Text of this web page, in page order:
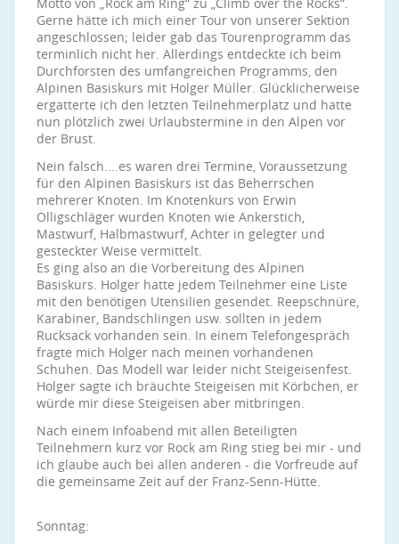
Gerne hätte ich mich einer Tour von unserer Sektion
angeschlossen; leider gab das Tourenprogramm das
terminlich nicht her. Allerdings entdeckte ich beim
Durchforsten des umfangreichen Programms, den
Alpinen Basiskurs mit Holger Müller. Glücklicherweise
ergatterte ich den letzten Teilnehmerplatz und hatte
nun plötzlich zwei Urlaubstermine in den Alpen vor
der Brust.
Nein falsch....es waren drei Termine, Voraussetzung
für den Alpinen Basiskurs ist das Beherrschen
mehrerer Knoten. Im Knotenkurs von Erwin
Olligschläger wurden Knoten wie Ankerstich,
Mastwurf, Halbmastwurf, Achter in gelegter und
gesteckter Weise vermittelt.
Es ging also an die Vorbereitung des Alpinen
Basiskurs. Holger hatte jedem Teilnehmer eine Liste
mit den benötigen Utensilien gesendet. Reepschnüre,
Karabiner, Bandschlingen usw. sollten in jedem
Rucksack vorhanden sein. In einem Telefongespräch
fragte mich Holger nach meinen vorhandenen
Schuhen. Das Modell war leider nicht Steigeisenfest.
Holger sagte ich bräuchte Steigeisen mit Körbchen, er
würde mir diese Steigeisen aber mitbringen.
Nach einem Infoabend mit allen Beteiligten
Teilnehmern kurz vor Rock am Ring stieg bei mir - und
ich glaube auch bei allen anderen - die Vorfreude auf
die gemeinsame Zeit auf der Franz-Senn-Hütte.
Sonntag: